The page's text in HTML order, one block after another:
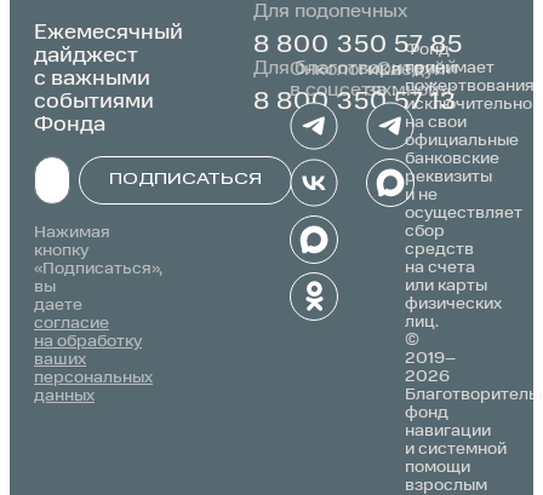
Для подопечных
8 800 350 57 85
Для благотворителей
8 800 350 57 13
Ежемесячный
дайджест
с важными
событиями
Фонда
ПОДПИСАТЬСЯ
Нажимая
кнопку
«Подписаться»,
вы
даете
согласие
на обработку
ваших
персональных
данных
Онкологика
в соцсетях:
«Следуй
за мной»:
©
2019–
2026
фонд
навигации
и системной
помощи
взрослым
Фонд
принимает
пожертвования
исключительно
на свои
официальные
банковские
реквизиты
и не
осуществляет
сбор
средств
на счета
или карты
физических
лиц.